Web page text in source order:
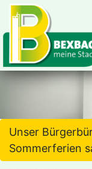
zum Inhalt
Unser
Sommerferien